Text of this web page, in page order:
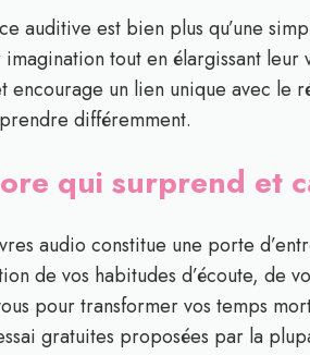
auditive est bien plus qu’une
tout en élargissant
un lien unique avec le
différemment.
qui surprend et
audio constitue une porte
de vos habitudes d’écoute, de
pour transformer vos temps
gratuites proposées par la